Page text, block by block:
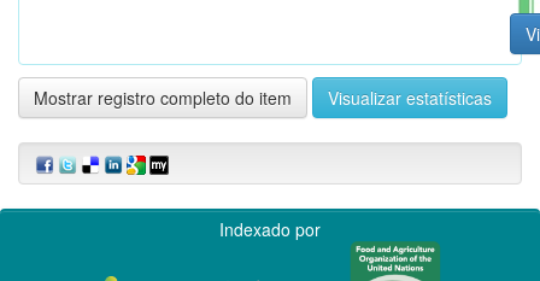
Mostrar registro completo do item Visualizar estatísticas
Indexado por